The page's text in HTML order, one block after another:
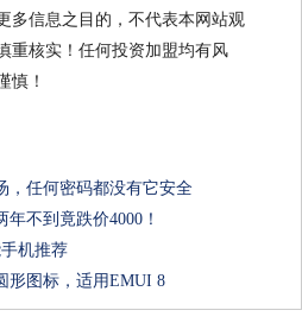
多信息之目的，不代表本网站观
重核实！任何投资加盟均有风
慎！
，任何密码都没有它安全
不到竟跌价4000！
机推荐
形图标，适用EMUI 8